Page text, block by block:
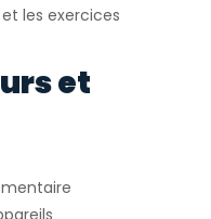
les exercices
et